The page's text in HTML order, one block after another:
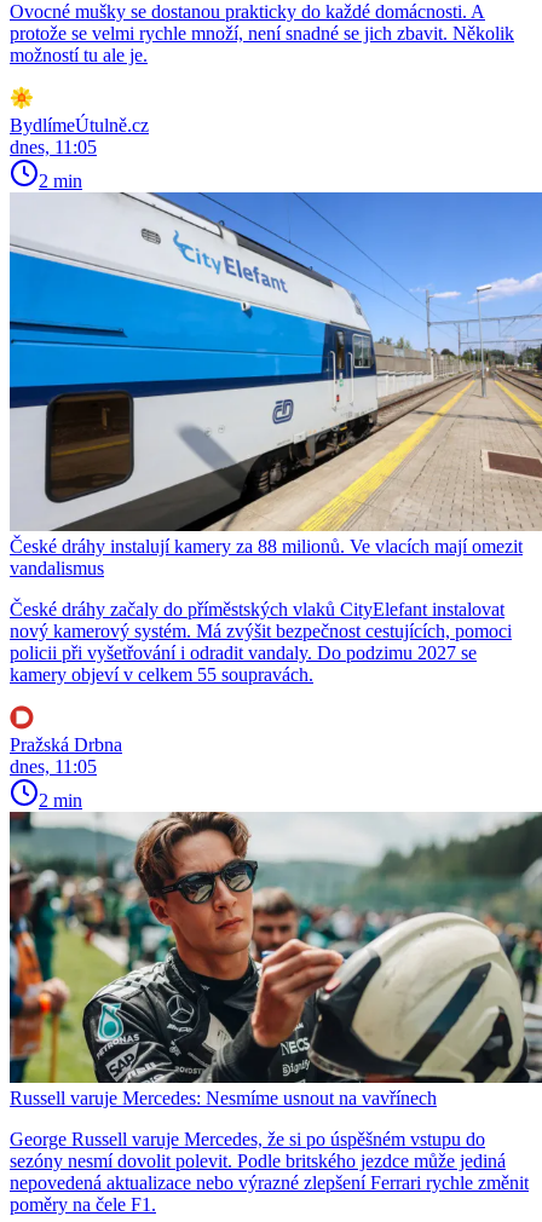
Ovocné mušky se dostanou prakticky do každé domácnosti. A
protože se velmi rychle množí, není snadné se jich zbavit. Několik
možností tu ale je.
BydlímeÚtulně.cz
dnes, 11:05
2 min
České dráhy instalují kamery za 88 milionů. Ve vlacích mají omezit
vandalismus
České dráhy začaly do příměstských vlaků CityElefant instalovat
nový kamerový systém. Má zvýšit bezpečnost cestujících, pomoci
policii při vyšetřování i odradit vandaly. Do podzimu 2027 se
kamery objeví v celkem 55 soupravách.
Pražská Drbna
dnes, 11:05
2 min
Russell varuje Mercedes: Nesmíme usnout na vavřínech
George Russell varuje Mercedes, že si po úspěšném vstupu do
sezóny nesmí dovolit polevit. Podle britského jezdce může jediná
nepovedená aktualizace nebo výrazné zlepšení Ferrari rychle změnit
poměry na čele F1.